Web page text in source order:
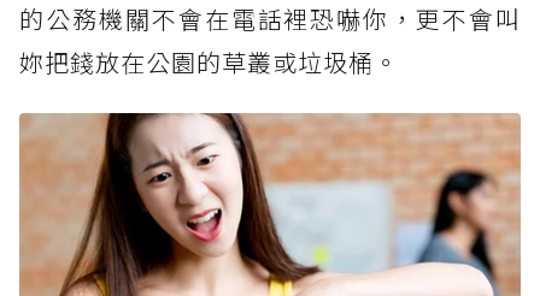
的公務機關不會在電話裡恐嚇你，更不會叫
妳把錢放在公園的草叢或垃圾桶。